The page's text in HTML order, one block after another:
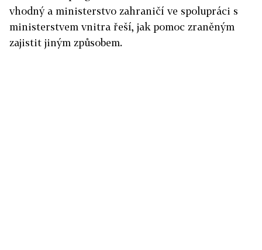
vhodný a ministerstvo zahraničí ve spolupráci s
ministerstvem vnitra řeší, jak pomoc zraněným
zajistit jiným způsobem.